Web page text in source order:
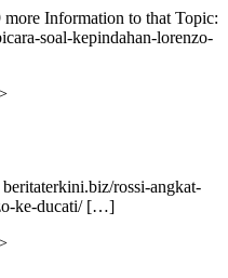
Information to that Topic:
soal-kepindahan-lorenzo-
rossi-angkat-
ke-ducati/ […]